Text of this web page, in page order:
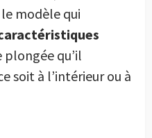
modèle qui
qu’il
soit à l’intérieur ou à